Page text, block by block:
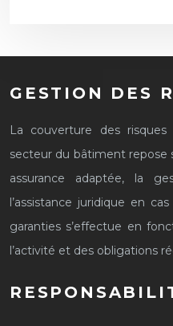
GESTION DES
La couverture des risques
secteur du bâtiment repose
assurance adaptée, la
l’assistance juridique en
garanties s’effectue en
l’activité et des obligations